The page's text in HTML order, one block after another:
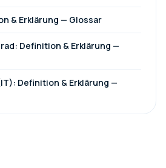
& Erklärung — Glossar
Definition & Erklärung —
Definition & Erklärung —